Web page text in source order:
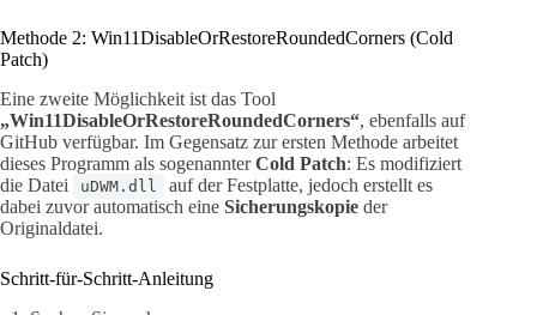
Methode 2: Win11DisableOrRestoreRoundedCorners (Cold
Patch)
Eine zweite Möglichkeit ist das Tool
„Win11DisableOrRestoreRoundedCorners“, ebenfalls auf
GitHub verfügbar. Im Gegensatz zur ersten Methode arbeitet
dieses Programm als sogenannterCold Patch: Es modifiziert
die Datei
uDWM.dll
auf der Festplatte, jedoch erstellt es
dabei zuvor automatisch eine Sicherungskopie der
Originaldatei.
Schritt-für-Schritt-Anleitung